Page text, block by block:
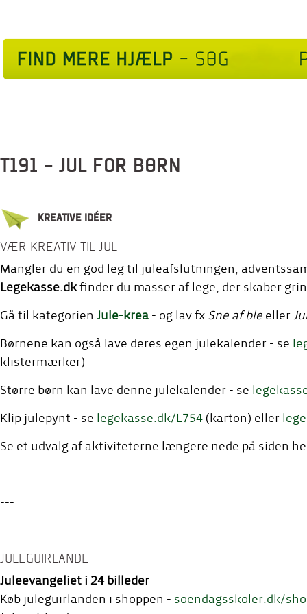
T191 - JUL FOR BØRN
KREATIVE IDÉER
VÆR KREATIV TIL JUL
Mangler du en god leg til juleafslutningen,
Legekasse.dkfinder du masser af lege, der skaber
Gå til kategorien Jule-krea- og lav fxSne af bleeller
Børnene kan også lave deres egen julekalender - se
klistermærker)
Større børn kan lave denne julekalender - se
Klip julepynt - se legekasse.dk/L754(karton) eller
Se et udvalg af aktiviteterne længere nede på siden
---
JULEGUIRLANDE
Juleevangeliet i 24 billeder
Køb juleguirlanden i shoppen - soendagsskoler.dk/